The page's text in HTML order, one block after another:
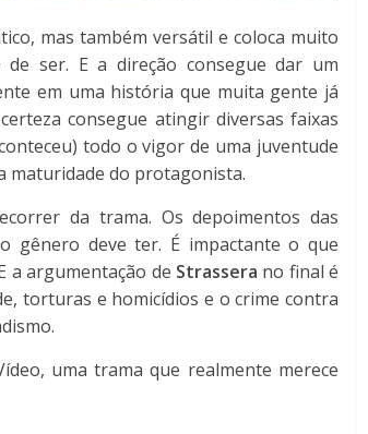
mas também versátil e coloca muito
ser. E a direção consegue dar um
em uma história que muita gente já
consegue atingir diversas faixas
todo o vigor de uma juventude
maturidade do protagonista.
da trama. Os depoimentos das
gênero deve ter. É impactante o que
a argumentação de Strassera no final é
torturas e homicídios e o crime contra
uma trama que realmente merece